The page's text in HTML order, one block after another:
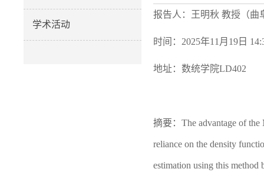
学术活动
报告人：王明秋 教授（曲
时间：2025年11月19日
地址：数统学院LD402
摘要： The advantage of
reliance on the density
estimation using this method